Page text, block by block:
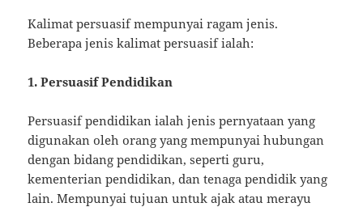
Kalimat persuasif mempunyai ragam jenis.
Beberapa jenis kalimat persuasif ialah:
1. Persuasif Pendidikan
Persuasif pendidikan ialah jenis pernyataan yang
digunakan oleh orang yang mempunyai hubungan
dengan bidang pendidikan, seperti guru,
kementerian pendidikan, dan tenaga pendidik yang
lain. Mempunyai tujuan untuk ajak atau merayu